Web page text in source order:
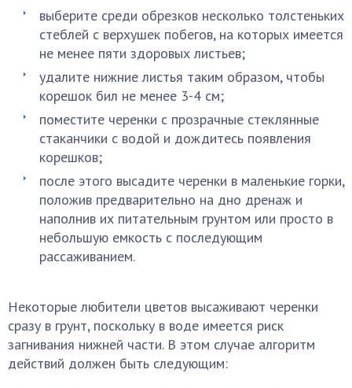
выберите среди обрезков несколько толстеньких
стеблей с верхушек побегов, на которых имеется
не менее пяти здоровых листьев;
удалите нижние листья таким образом, чтобы
корешок бил не менее 3-4 см;
поместите черенки с прозрачные стеклянные
стаканчики с водой и дождитесь появления
корешков;
после этого высадите черенки в маленькие горки,
положив предварительно на дно дренаж и
наполнив их питательным грунтом или просто в
небольшую емкость с последующим
рассаживанием.
Некоторые любители цветов высаживают черенки
сразу в грунт, поскольку в воде имеется риск
загнивания нижней части. В этом случае алгоритм
действий должен быть следующим: